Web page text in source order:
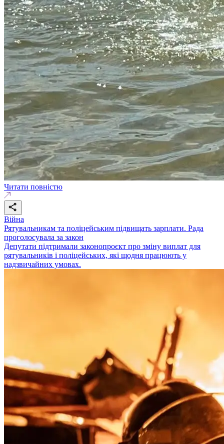
Читати повністю
Війна
Рятувальникам та поліцейським підвищать зарплати. Рада
проголосувала за закон
Депутати підтримали законопроєкт про зміну виплат для
рятувальників і поліцейських, які щодня працюють у
надзвичайних умовах.